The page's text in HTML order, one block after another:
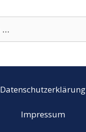
Datenschutzerklärung
Impressum